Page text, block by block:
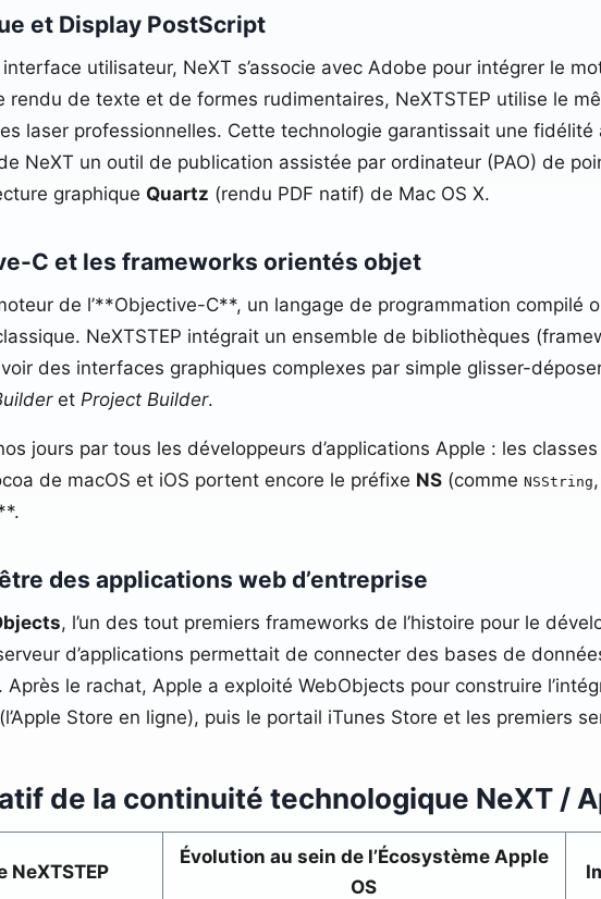
et Display PostScript
utilisateur, NeXT s’associe avec Adobe pour intégrer le
rendu de texte et de formes rudimentaires, NeXTSTEP utilise le
laser professionnelles. Cette technologie garantissait une fidélité
NeXT un outil de publication assistée par ordinateur (PAO) de
graphique Quartz (rendu PDF natif) de Mac OS X.
C et les frameworks orientés objet
de l’**Objective-C**, un langage de programmation compilé
NeXTSTEP intégrait un ensemble de bibliothèques
des interfaces graphiques complexes par simple glisser-
et Project Builder.
jours par tous les développeurs d’applications Apple : les
de macOS et iOS portent encore le préfixe NS(comme NSString,
des applications web d’entreprise
, l’un des tout premiers frameworks de l’histoire pour le
d’applications permettait de connecter des bases de
le rachat, Apple a exploité WebObjects pour construire
Store en ligne), puis le portail iTunes Store et les premiers
de la continuité technologique NeXT /
NeXTSTEP
Évolution au sein de l’Écosystème Apple
OS